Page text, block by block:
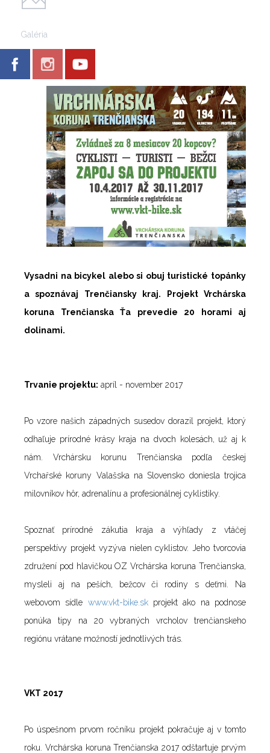
Galéria
Vysadni na bicykel alebo si obuj turistické topánky
a spoznávaj Trenčiansky kraj. Projekt Vrchárska
koruna Trenčianska Ťa prevedie 20 horami aj
dolinami.
Trvanie projektu: apríl - november 2017
Po vzore našich západných susedov dorazil projekt, ktorý
odhaľuje prírodné krásy kraja na dvoch kolesách, už aj k
nám. Vrchársku korunu Trenčianska podľa českej
Vrchařské koruny Valašska na Slovensko doniesla trojica
milovníkov hôr, adrenalínu a profesionálnej cyklistiky.
Spoznať prírodné zákutia kraja a výhľady z vtáčej
perspektívy projekt vyzýva nielen cyklistov. Jeho tvorcovia
združení pod hlavičkou OZ Vrchárska koruna Trenčianska,
mysleli aj na peších, bežcov či rodiny s deťmi. Na
webovom sídle www.vkt-bike.skprojekt ako na podnose
ponúka tipy na 20 vybraných vrcholov trenčianskeho
regiónu vrátane možností jednotlivých trás.
VKT 2017
Po úspešnom prvom ročníku projekt pokračuje aj v tomto
roku. Vrchárska koruna Trenčianska 2017 odštartuje prvým